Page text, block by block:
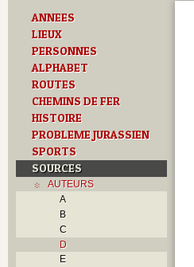
ANNEES
LIEUX
PERSONNES
ALPHABET
ROUTES
CHEMINS DE FER
HISTOIRE
PROBLEME JURASSIEN
SPORTS
SOURCES
AUTEURS
A
B
C
D
E